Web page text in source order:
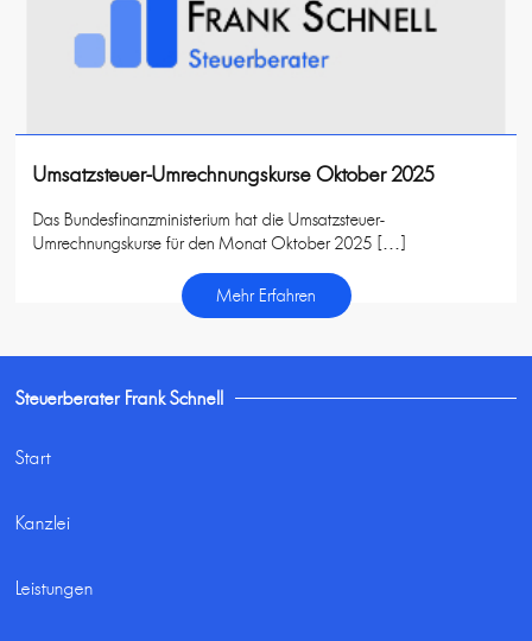
Umsatzsteuer-Umrechnungskurse Oktober 2025
Das Bundesfinanzministerium hat die Umsatzsteuer-
Umrechnungskurse für den Monat Oktober 2025 […]
Mehr Erfahren
Steuerberater Frank Schnell
Start
Kanzlei
Leistungen